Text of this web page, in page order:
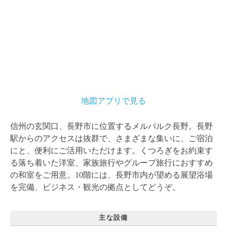
地図アプリで見る
信州の玄関口、長野市に位置するメルパルク長野。長野
駅からのアクセスは抜群で、さまざまな集いに、ご宿泊
にと、便利にご活用いただけます。くつろぎをお約束す
る落ち着いた洋室、家族旅行やグループ旅行におすすめ
の和室をご用意。10階には、長野市内が望める展望浴場
を完備、ビジネス・観光の拠点としてどうぞ。
主な設備